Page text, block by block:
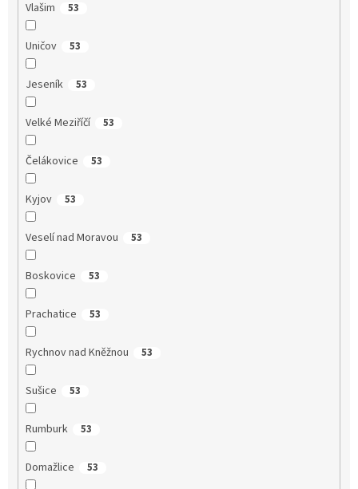
Vlašim 53
Uničov 53
Jeseník 53
Velké Meziříčí 53
Čelákovice 53
Kyjov 53
Veselí nad Moravou 53
Boskovice 53
Prachatice 53
Rychnov nad Kněžnou 53
Sušice 53
Rumburk 53
Domažlice 53